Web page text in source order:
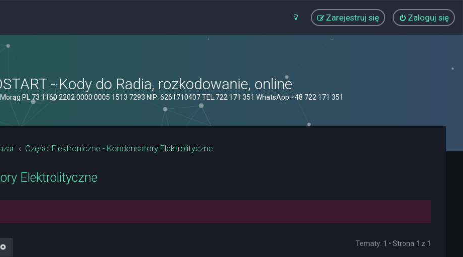
Zaloguj się
Zarejestruj się
- Kody do Radia, rozkodowanie, online
PL 73 1160 2202 0000 0005 1513 7293 NIP: 6261710407 TEL.722 171 351 WhatsApp +48 722 171 351
Części Elektroniczne - Kondensatory Elektrolityczne
Elektrolityczne
Tematy: 1 • Strona 1 z 1